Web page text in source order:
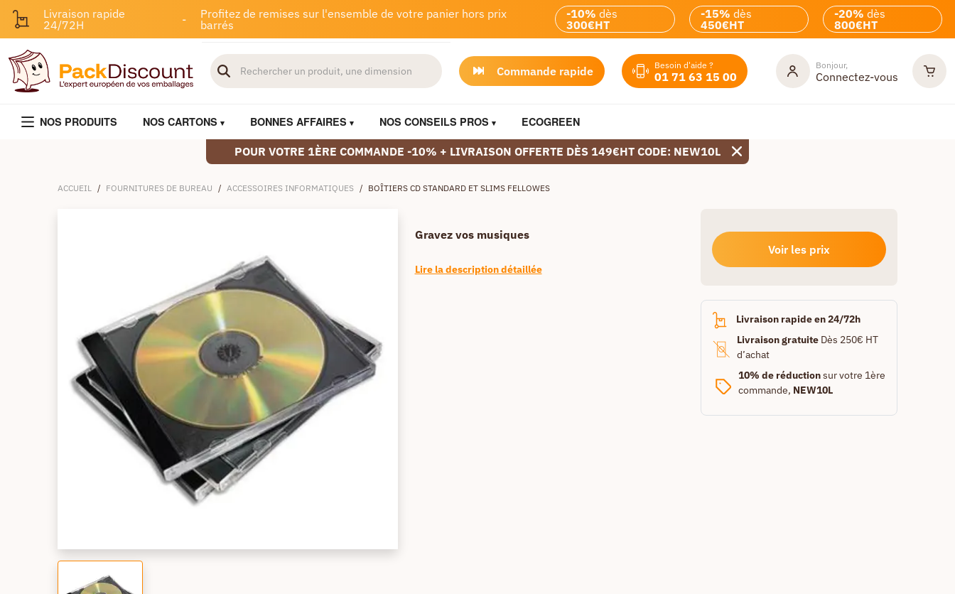
Livraison rapide
24/72H
-
Profitez de remises sur l'ensemble de votre panier hors prix
barrés
-10% dès
300€HT
-15% dès
450€HT
-20% dès
800€HT
Commande rapide Besoin d'aide ?
01 71 63 15 00
Bonjour,
Connectez-vous
NOS PRODUITS NOS CARTONS BONNES AFFAIRES NOS CONSEILS PROS ECOGREEN
POUR VOTRE 1ÈRE COMMANDE -10% + LIVRAISON OFFERTE DÈS 149€HT CODE: NEW10L
ACCUEIL / FOURNITURES DE BUREAU / ACCESSOIRES INFORMATIQUES / BOÎTIERS CD STANDARD ET SLIMS FELLOWES
Gravez vos musiques
Lire la description détaillée
Voir les prix
Livraison rapide en 24/72h
Livraison gratuiteDès 250€ HT
d’achat
10% de réductionsur votre 1ère
commande, NEW10L